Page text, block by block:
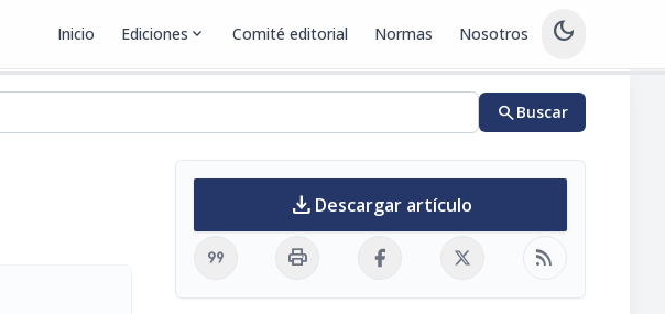
Inicio Ediciones expand_more Comité editorial Normas Nosotros dark_mode
searchBuscar
download Descargar artículo
format_quote print rss_feed